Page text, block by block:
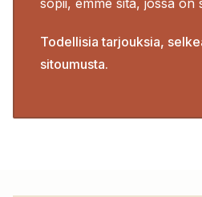
sopii, emme sitä, jossa on
Todellisia tarjouksia,
sitoumusta.